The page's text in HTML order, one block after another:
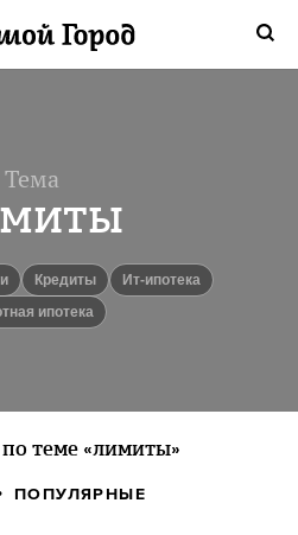
Тема
Кредиты
ит-ипотека
ипотека
теме «лимиты»
ПОПУЛЯРНЫЕ